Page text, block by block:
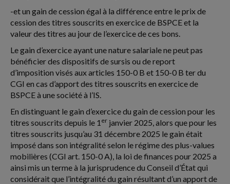
-et un gain de cession égal à la différence entre le prix de
cession des titres souscrits en exercice de BSPCE et la
valeur des titres au jour de l’exercice de ces bons.
Le gain d’exercice ayant une nature salariale ne peut pas
bénéficier des dispositifs de sursis ou de report
d’imposition visés aux articles 150-0 B et 150-0 B ter du
CGI en cas d’apport des titres souscrits en exercice de
BSPCE à une société à l’IS.
En distinguant le gain d’exercice du gain de cession pour les
titres souscrits depuis le 1 er janvier 2025, alors que pour les
titres souscrits jusqu’au 31 décembre 2025 le gain était
imposé dans son intégralité selon le régime des plus-values
mobilières (CGI art. 150-0 A), la loi de finances pour 2025 a
ainsi mis un terme à la jurisprudence du Conseil d’État qui
considérait que l’intégralité du gain résultant d’un apport de